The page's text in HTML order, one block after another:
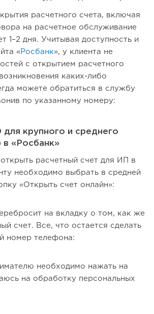
расчетного счета, включая
на расчетное обслуживание
1–2 дня. Учитывая доступность и
« Росбанк», у клиента не
с открытием расчетного
каких-либо
можете обратиться в службу
по указанному номеру:
крупного и среднего
«Росбанк»
расчетный счет для ИП в
необходимо выбрать в средней
«Открыть счет онлайн»:
на вкладку о том, как же
счет. Все, что остается сделать
номер телефона:
необходимо нажать на
на обработку персональных